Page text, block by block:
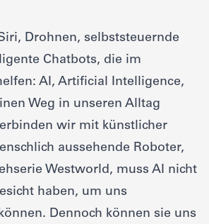
Drohnen, selbststeuernde
Chatbots, die im
AI, Artificial Intelligence,
Weg in unseren Alltag
wir mit künstlicher
aussehende Roboter,
Westworld, muss AI nicht
haben, um uns
Dennoch können sie uns